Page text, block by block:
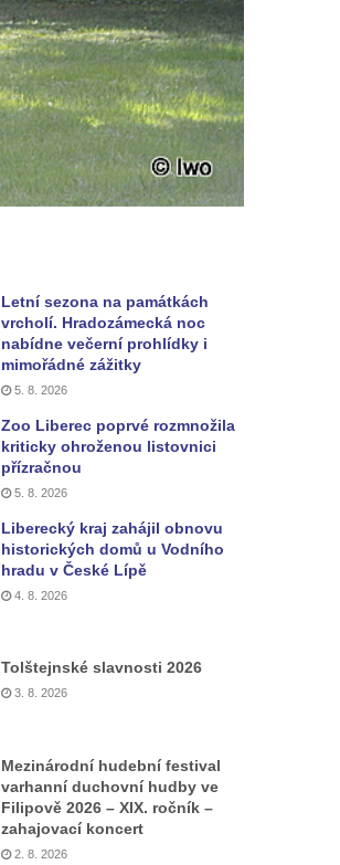
Letní sezona na památkách
vrcholí. Hradozámecká noc
nabídne večerní prohlídky i
mimořádné zážitky
5. 8. 2026
Zoo Liberec poprvé rozmnožila
kriticky ohroženou listovnici
přízračnou
5. 8. 2026
Liberecký kraj zahájil obnovu
historických domů u Vodního
hradu v České Lípě
4. 8. 2026
Tolštejnské slavnosti 2026
3. 8. 2026
Mezinárodní hudební festival
varhanní duchovní hudby ve
Filipově 2026 – XIX. ročník –
zahajovací koncert
2. 8. 2026